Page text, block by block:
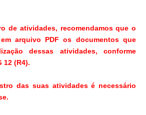
de atividades, recomendamos que o
arquivo PDF os documentos que
dessas atividades, conforme
12 (R4).
das suas atividades é necessário